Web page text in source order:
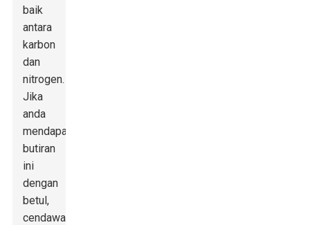
baik
antara
karbon
dan
nitrogen.
Jika
anda
mendapat
butiran
ini
dengan
betul,
cendawan